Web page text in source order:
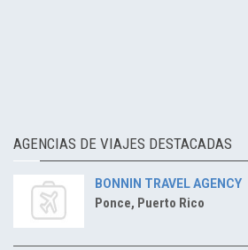
AGENCIAS DE VIAJES DESTACADAS
BONNIN TRAVEL AGENCY
Ponce, Puerto Rico